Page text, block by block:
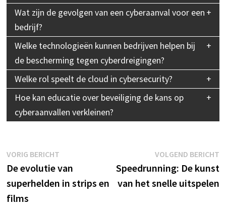
Wat zijn de gevolgen van een cyberaanval voor een
bedrijf?
Welke technologieën kunnen bedrijven helpen bij
de bescherming tegen cyberdreigingen?
Welke rol speelt de cloud in cybersecurity?
Hoe kan educatie over beveiliging de kans op
cyberaanvallen verkleinen?
Bericht
navigatie
VORIG BERICHTVorig
bericht:
De evolutie van
superhelden in strips en
films
VOLGEND BERICHT
Speedrunning: De kunst
van het snelle uitspelen